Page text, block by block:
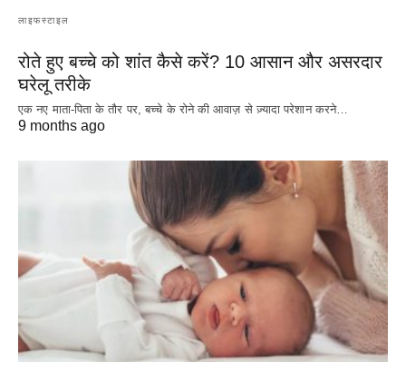
लाइफस्टाइल
रोते हुए बच्चे को शांत कैसे करें? 10 आसान और असरदार
घरेलू तरीके
एक नए माता-पिता के तौर पर, बच्चे के रोने की आवाज़ से ज़्यादा परेशान करने…
9 months ago